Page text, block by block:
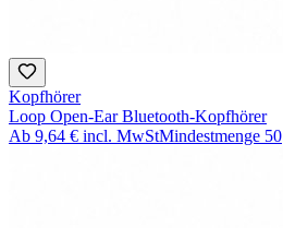
Kopfhörer
Loop Open-Ear Bluetooth-Kopfhörer
Ab 9,64 € incl. MwStMindestmenge 50